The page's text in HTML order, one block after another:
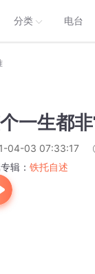
分类 电台
一生都
04-03 07:33:17
辑： 铁托自述